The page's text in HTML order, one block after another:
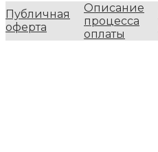
Публичная
оферта
Описание
процесса
оплаты